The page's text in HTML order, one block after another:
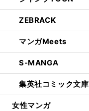
ZEBRACK
マンガMeets
S-MANGA
集英社コミック文庫
女性マンガ